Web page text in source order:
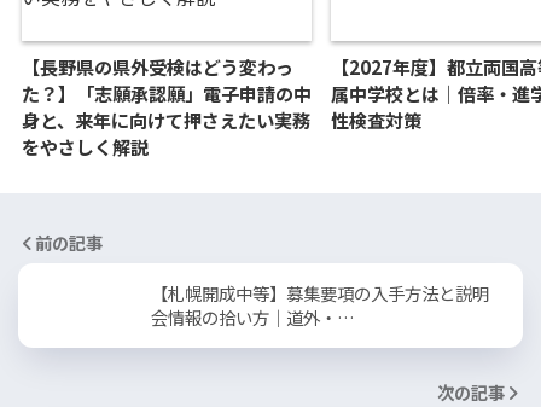
【長野県の県外受検はどう変わっ
た？】「志願承認願」電子申請の中
身と、来年に向けて押さえたい実務
をやさしく解説
【2027年度】都立両国
属中学校とは｜倍率・進
性検査対策
前の記事
【札幌開成中等】募集要項の入手方法と説明
会情報の拾い方｜道外・…
次の記事